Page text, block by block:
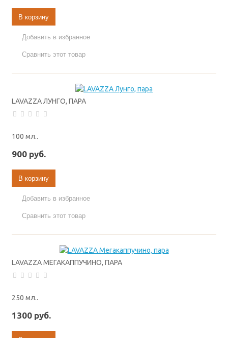
В корзину
Добавить в избранное
Сравнить этот товар
LAVAZZA ЛУНГО, ПАРА
100 мл..
900 руб.
В корзину
Добавить в избранное
Сравнить этот товар
LAVAZZA МЕГАКАППУЧИНО, ПАРА
250 мл..
1300 руб.